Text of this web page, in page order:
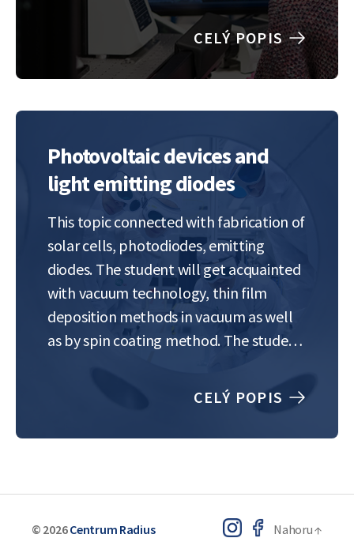
povrchové plazmonické rezonanci), kdy
patogena/proteinu/protilátky na LSPR
senzor obsahující kovové nanočástice
CELÝ POPIS
Photovoltaic devices and
light emitting diodes
This topic connected with fabrication of
solar cells, photodiodes, emitting
diodes. The student will get acquainted
with vacuum technology, thin film
deposition methods in vacuum as well
as by spin coating method. The student
for thin film deposition. As a result of
CELÝ POPIS
© 2026Centrum Radius Nahoru↑